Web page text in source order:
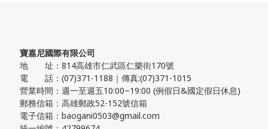
寶嘉尼國際有限公司
地 址：814高雄市仁武區仁樂街170號
電 話：(07)371-1188｜傳真:(07)371-1015
營業時間：週一至週五10:00~19:00 (例假日&國定假日休息)
郵務信箱：高雄郵政52-152號信箱
電子信箱：baogani0503@gmail.com